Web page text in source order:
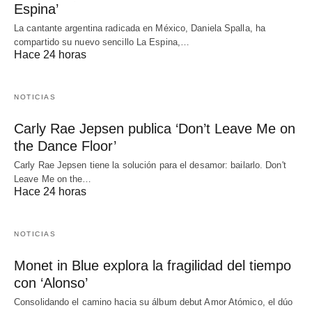
Espina’
La cantante argentina radicada en México, Daniela Spalla, ha
compartido su nuevo sencillo La Espina,…
Hace 24 horas
NOTICIAS
Carly Rae Jepsen publica ‘Don’t Leave Me on
the Dance Floor’
Carly Rae Jepsen tiene la solución para el desamor: bailarlo. Don't
Leave Me on the…
Hace 24 horas
NOTICIAS
Monet in Blue explora la fragilidad del tiempo
con ‘Alonso’
Consolidando el camino hacia su álbum debut Amor Atómico, el dúo